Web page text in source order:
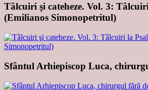
Tâlcuiri şi cateheze. Vol. 3:
(Emilianos Simonopetritul)
Sfântul Arhiepiscop Luca,